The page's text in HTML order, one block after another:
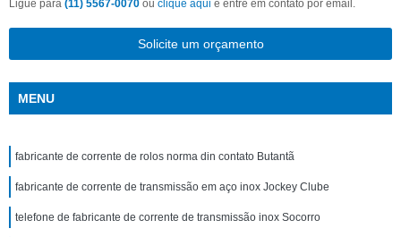
Ligue para (11) 5567-0070 ou clique aqui e entre em contato por email.
Solicite um orçamento
MENU
fabricante de corrente de rolos norma din contato Butantã
fabricante de corrente de transmissão em aço inox Jockey Clube
telefone de fabricante de corrente de transmissão inox Socorro